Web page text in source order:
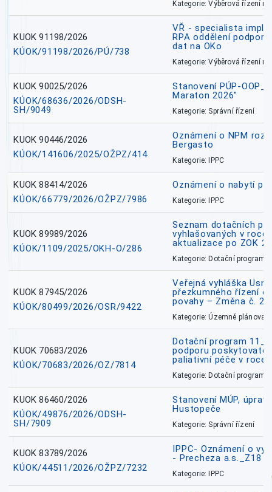
Kategorie: Výběrová řízení
KUOK 91198/2026
KÚOK/91198/2026/PÚ/738
VŘ - specialista
RPA oddělení
dat na OKo
Kategorie: Výběrová řízení
KUOK 90025/2026
KÚOK/68636/2026/ODSH-
SH/9049
Stanovení PÚP-
Maraton 2026"
Kategorie: Správní řízení
KUOK 90446/2026
KÚOK/141606/2025/OŽPZ/414
Oznámení o NPM
Bergasto
Kategorie: IPPC
KUOK 88414/2026
KÚOK/66779/2026/OŽPZ/7986
Oznámení o nabytí
Kategorie: IPPC
KUOK 89989/2026
KÚOK/1109/2025/OKH-O/286
Seznam dotačních
vyhlašovaných v roce
aktualizace po ZOK
Kategorie: Dotační
KUOK 87945/2026
KÚOK/80499/2026/OSR/9422
Veřejná vyhláška
přezkumného řízení
povahy – Změna č. 2
Kategorie: Územně
KUOK 70683/2026
KÚOK/70683/2026/OZ/7814
Dotační program
podporu
paliativní péče v roce
Kategorie: Dotační
KUOK 86460/2026
KÚOK/49876/2026/ODSH-
SH/7909
Stanovení MÚP,
Hustopeče
Kategorie: Správní řízení
KUOK 83789/2026
KÚOK/44511/2026/OŽPZ/7232
IPPC- Oznámení o
- Precheza a.s._Z18
Kategorie: IPPC